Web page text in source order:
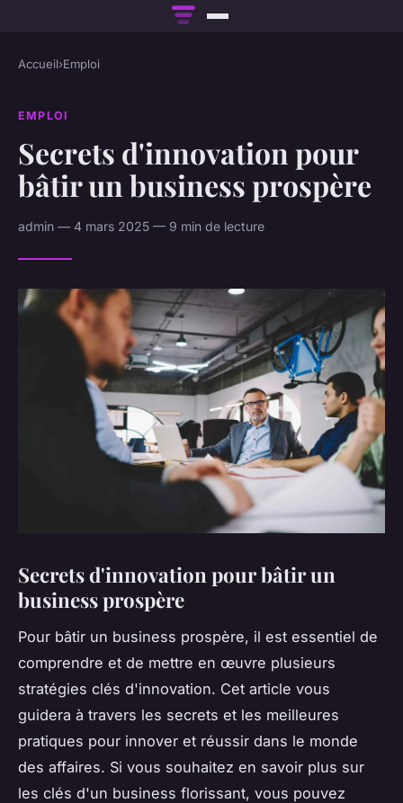
Accueil›Emploi
EMPLOI
Secrets d'innovation pour
bâtir un business prospère
admin — 4 mars 2025 — 9 min de lecture
Secrets d'innovation pour bâtir un
business prospère
Pour bâtir un business prospère, il est essentiel de
comprendre et de mettre en œuvre plusieurs
stratégies clés d'innovation. Cet article vous
guidera à travers les secrets et les meilleures
pratiques pour innover et réussir dans le monde
des affaires. Si vous souhaitez en savoir plus sur
les clés d'un business florissant, vous pouvez